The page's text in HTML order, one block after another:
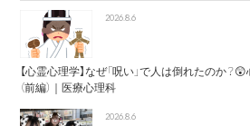
2026.8.6
【心霊心理学】なぜ「呪い」で人は倒れたのか？
（前編）｜医療心理科
2026.8.6